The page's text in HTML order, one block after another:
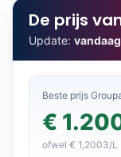
De prijs
Update: vandaag
Beste prijs
€
ofwel € 1,2003/L